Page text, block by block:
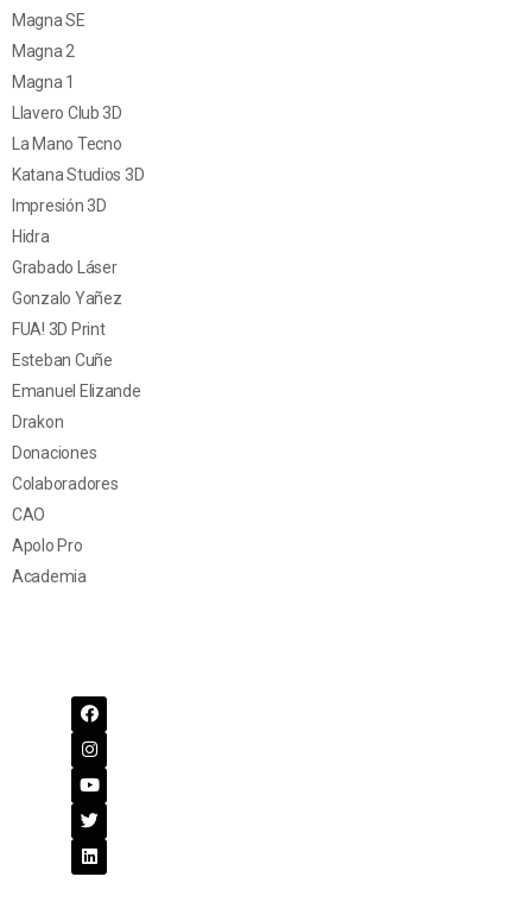
Magna SE
Magna 2
Magna 1
Llavero Club 3D
La Mano Tecno
Katana Studios 3D
Impresión 3D
Hidra
Grabado Láser
Gonzalo Yañez
FUA! 3D Print
Esteban Cuñe
Emanuel Elizande
Drakon
Donaciones
Colaboradores
CAO
Apolo Pro
Academia